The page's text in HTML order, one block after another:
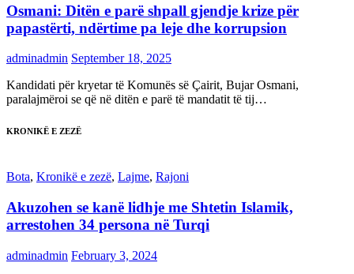
Osmani: Ditën e parë shpall gjendje krize për
papastërti, ndërtime pa leje dhe korrupsion
adminadmin September 18, 2025
Kandidati për kryetar të Komunës së Çairit, Bujar Osmani,
paralajmëroi se që në ditën e parë të mandatit të tij…
KRONIKË E ZEZË
Bota, Kronikë e zezë, Lajme, Rajoni
Akuzohen se kanë lidhje me Shtetin Islamik,
arrestohen 34 persona në Turqi
adminadmin February 3, 2024